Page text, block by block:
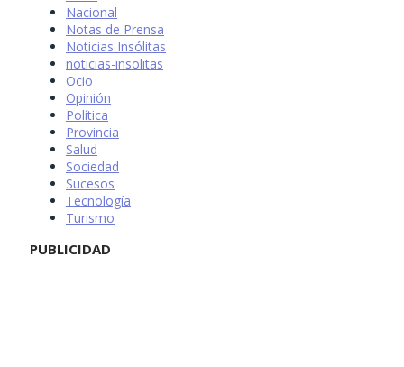
Nacional
Notas de Prensa
Noticias Insólitas
noticias-insolitas
Ocio
Opinión
Política
Provincia
Salud
Sociedad
Sucesos
Tecnología
Turismo
PUBLICIDAD